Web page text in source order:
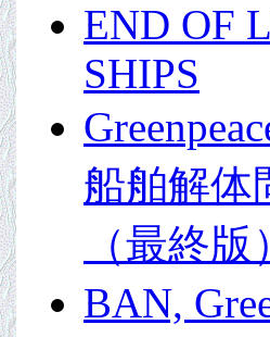
END OF
SHIPS
船舶解体
（最終版
BAN,